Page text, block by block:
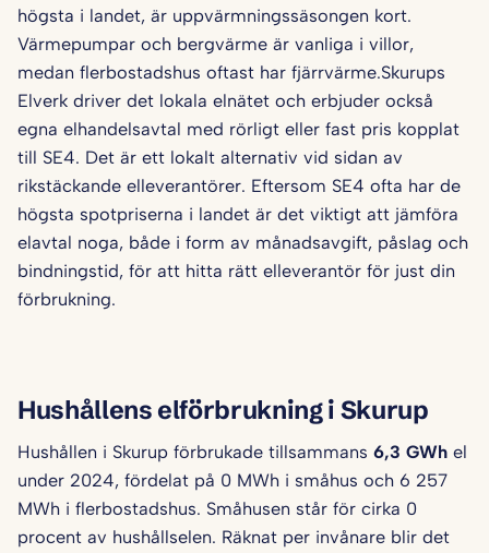
högsta i landet, är uppvärmningssäsongen kort.
Värmepumpar och bergvärme är vanliga i villor,
medan flerbostadshus oftast har fjärrvärme.Skurups
Elverk driver det lokala elnätet och erbjuder också
egna elhandelsavtal med rörligt eller fast pris kopplat
till SE4. Det är ett lokalt alternativ vid sidan av
rikstäckande elleverantörer. Eftersom SE4 ofta har de
högsta spotpriserna i landet är det viktigt att jämföra
elavtal noga, både i form av månadsavgift, påslag och
bindningstid, för att hitta rätt elleverantör för just din
förbrukning.
Hushållens elförbrukning i Skurup
Hushållen i Skurup förbrukade tillsammans 6,3 GWh el
under 2024, fördelat på 0 MWh i småhus och 6 257
MWh i flerbostadshus. Småhusen står för cirka 0
procent av hushållselen. Räknat per invånare blir det